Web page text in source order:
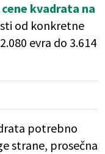
cene kvadrata na
od konkretne
evra do 3.614
potrebno
strane, prosečna